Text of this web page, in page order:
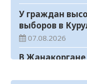
У граждан
выборов в
общественного
07.08.2026
В
07.08.2026